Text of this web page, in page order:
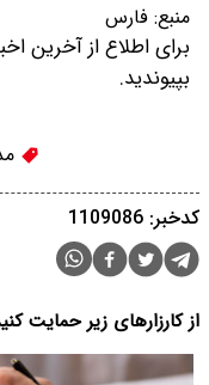
منبع: فارس
برای اطلاع از آخرین
بپیوندید.
کدخبر: 1109086
از کارزارهای زیر حمایت